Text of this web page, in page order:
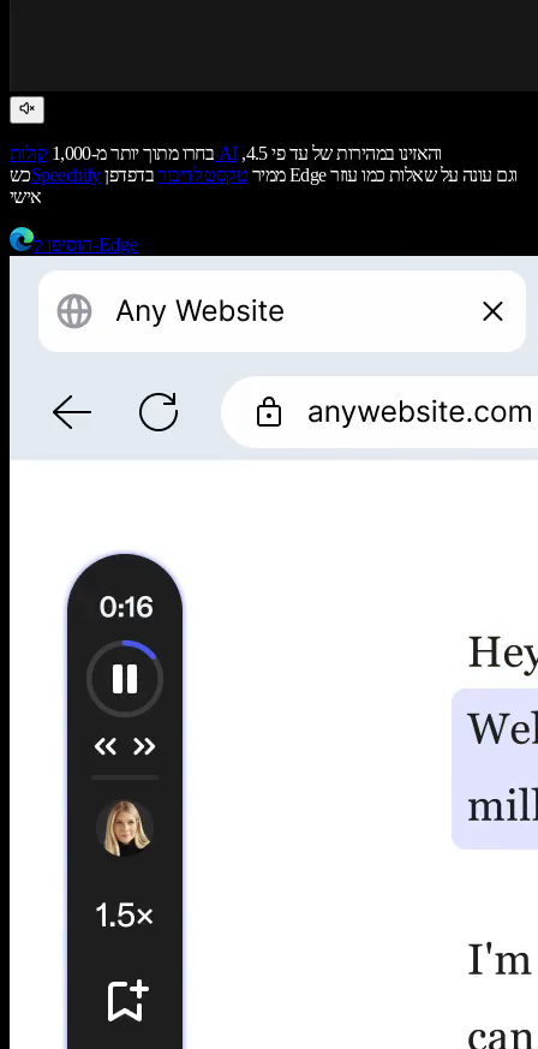
בחרו מתוך יותר מ-1,000 קולות AIוהאזינו במהירות של עד פי 4.5,
כשSpeechify ממיר טקסט לדיבורבדפדפן Edge וגם עונה על שאלות כמו עוזר
אישי
הוסיפו ל-Edge